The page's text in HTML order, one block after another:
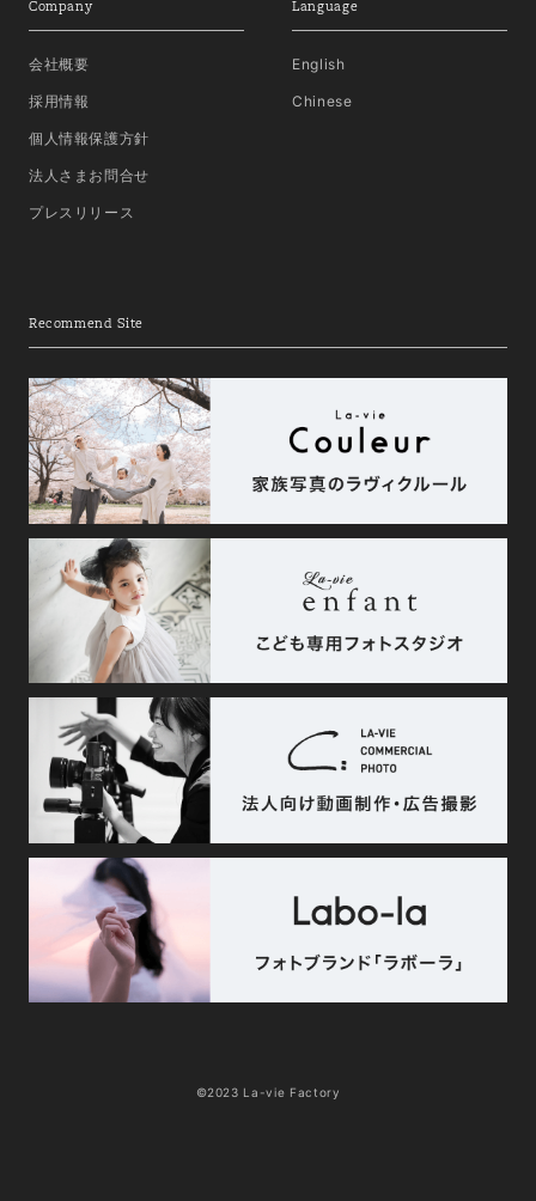
Company
会社概要
採用情報
個人情報保護方針
法人さまお問合せ
プレスリリース
Language
English
Chinese
Recommend Site
©2023 La-vie Factory